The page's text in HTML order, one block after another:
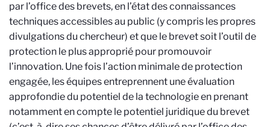
par l’office des brevets, en l’état des connaissances
techniques accessibles au public (y compris les propres
divulgations du chercheur) et que le brevet soit l’outil de
protection le plus approprié pour promouvoir
l’innovation. Une fois l’action minimale de protection
engagée, les équipes entreprennent une évaluation
approfondie du potentiel de la technologie en prenant
notamment en compte le potentiel juridique du brevet